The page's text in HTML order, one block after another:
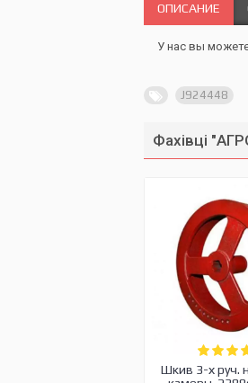
ОПИСАНИЕ
У нас вы
J924448
Фахівці
Шкив 3-х руч.